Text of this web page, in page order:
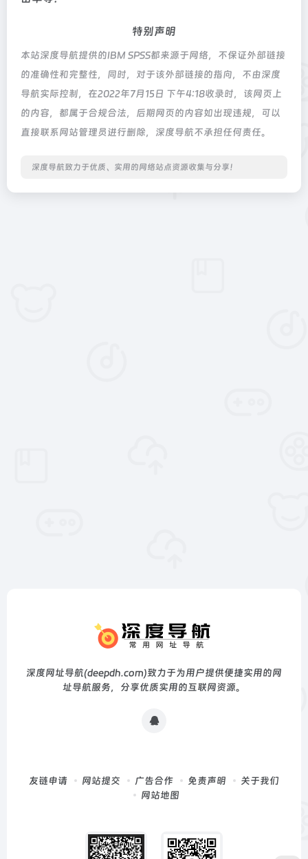
特别声明
本站深度导航提供的IBM SPSS都来源于网络，不保证外部链接
的准确性和完整性，同时，对于该外部链接的指向，不由深度
导航实际控制，在2022年7月15日 下午4:18收录时，该网页上
的内容，都属于合规合法，后期网页的内容如出现违规，可以
直接联系网站管理员进行删除，深度导航不承担任何责任。
深度导航致力于优质、实用的网络站点资源收集与分享！
深度网址导航(deepdh.com)致力于为用户提供便捷实用的网
址导航服务，分享优质实用的互联网资源。
友链申请 网站提交 广告合作 免责声明
关于我们
网站地图